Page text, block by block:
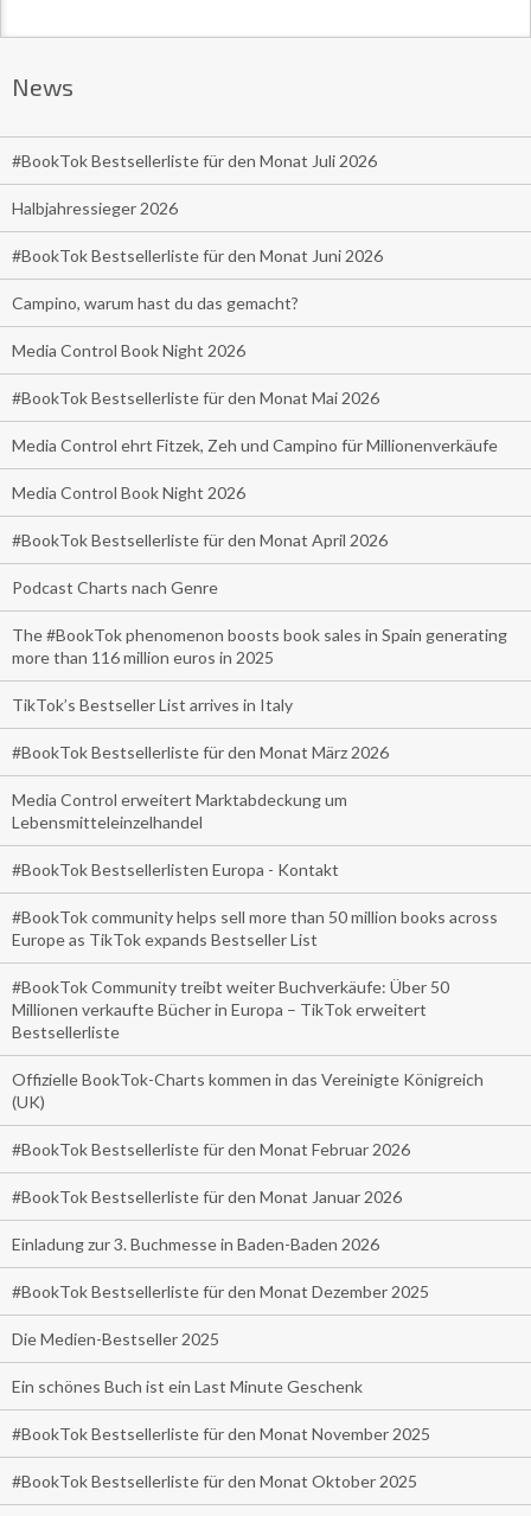
News
#BookTok Bestsellerliste für den Monat Juli 2026
Halbjahressieger 2026
#BookTok Bestsellerliste für den Monat Juni 2026
Campino, warum hast du das gemacht?
Media Control Book Night 2026
#BookTok Bestsellerliste für den Monat Mai 2026
Media Control ehrt Fitzek, Zeh und Campino für Millionenverkäufe
Media Control Book Night 2026
#BookTok Bestsellerliste für den Monat April 2026
Podcast Charts nach Genre
The #BookTok phenomenon boosts book sales in Spain generating
more than 116 million euros in 2025
TikTok’s Bestseller List arrives in Italy
#BookTok Bestsellerliste für den Monat März 2026
Media Control erweitert Marktabdeckung um
Lebensmitteleinzelhandel
#BookTok Bestsellerlisten Europa - Kontakt
#BookTok community helps sell more than 50 million books across
Europe as TikTok expands Bestseller List
#BookTok Community treibt weiter Buchverkäufe: Über 50
Millionen verkaufte Bücher in Europa – TikTok erweitert
Bestsellerliste
Offizielle BookTok-Charts kommen in das Vereinigte Königreich
(UK)
#BookTok Bestsellerliste für den Monat Februar 2026
#BookTok Bestsellerliste für den Monat Januar 2026
Einladung zur 3. Buchmesse in Baden-Baden 2026
#BookTok Bestsellerliste für den Monat Dezember 2025
Die Medien-Bestseller 2025
Ein schönes Buch ist ein Last Minute Geschenk
#BookTok Bestsellerliste für den Monat November 2025
#BookTok Bestsellerliste für den Monat Oktober 2025